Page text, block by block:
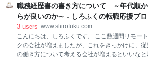
通常の面接の最大の違いは、カジュアル面談は「
ではない」ことです。 そもそも応募するかどうか
めていないので、話を聞いてみてから、やっぱり
しません、とな
て書いてみます。 １．dodaにまだ登録されてな
へ ２．スカウト率を上げるには １．dodaにまだ
されていない方へ さて、doda（デューダ）ですが
転職されようとしている方はご存じかもしれませ
が、パーソルキャリア（旧インテリジェンス）が
する転職情報サイトです。 doda.jp 強い業界とし
職務経歴書の書き方について ～年代順
らが良いのか～ - しろふくの転職応援ブ
3 users www.shirofuku.com
こんにちは、しろふくです。 ここ数週間リモー
クの会社が増えましたが、これをきっかけに、従
の働き方について考える会社が増えるといいなと